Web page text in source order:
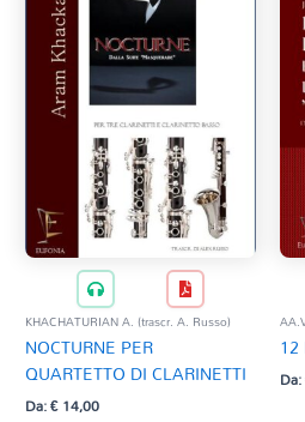
KHACHATURIAN A. (trascr. A. Russo)
NOCTURNE PER
QUARTETTO DI CLARINETTI
Da:€14,00
Da: